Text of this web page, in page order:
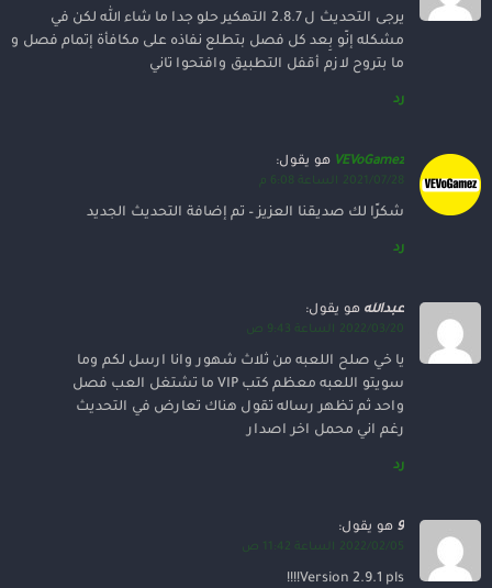
يرجى التحديث ل 2.8.7 التهكير حلو جدا ما شاء الله لكن في
مشكله إنّو بِعد كل فصل بتطلع نفاذه على مكافأة إتمام فصل و
ما بتروح لازم أقفل التطبيق وافتحوا تاني
رد
VEVoGamez هو يقول:
2021/07/28 الساعة 6:08 م
شكرََا لك صديقنا العزيز – تم إضافة التحديث الجديد
رد
عبدالله هو يقول:
2022/03/20 الساعة 9:43 ص
يا خي صلح اللعبه من ثلاث شهور وانا ارسل لكم وما
سويتو اللعبه معظم كتب VIP ما تشتغل العب فصل
واحد ثم تظهر رساله تقول هناك تعارض في التحديث
رغم اني محمل اخر اصدار
رد
9 هو يقول:
2022/02/05 الساعة 11:42 ص
Version 2.9.1 pls!!!!